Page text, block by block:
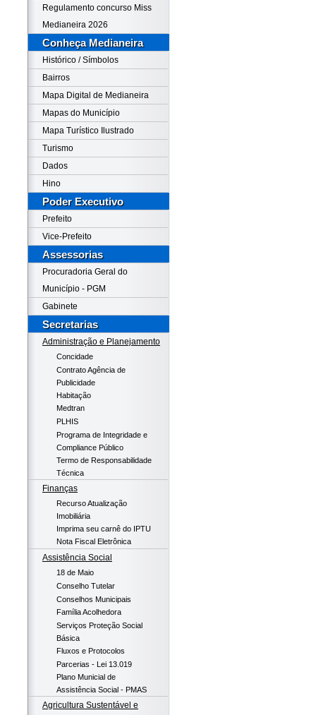
Regulamento concurso Miss
Medianeira 2026
Conheça Medianeira
Histórico / Símbolos
Bairros
Mapa Digital de Medianeira
Mapas do Município
Mapa Turístico Ilustrado
Turismo
Dados
Hino
Poder Executivo
Prefeito
Vice-Prefeito
Assessorias
Procuradoria Geral do
Município - PGM
Gabinete
Secretarias
Administração e Planejamento
Concidade
Contrato Agência de
Publicidade
Habitação
Medtran
PLHIS
Programa de Integridade e
Compliance Público
Termo de Responsabilidade
Técnica
Finanças
Recurso Atualização
Imobiliária
Imprima seu carnê do IPTU
Nota Fiscal Eletrônica
Assistência Social
18 de Maio
Conselho Tutelar
Conselhos Municipais
Família Acolhedora
Serviços Proteção Social
Básica
Fluxos e Protocolos
Parcerias - Lei 13.019
Plano Municial de
Assistência Social - PMAS
Agricultura Sustentável e